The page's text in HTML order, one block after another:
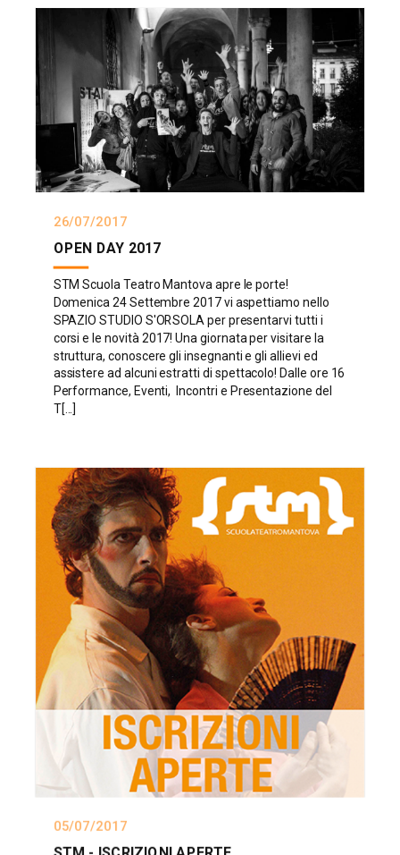
26/07/2017
OPEN DAY 2017
STM Scuola Teatro Mantova apre le porte!
Domenica 24 Settembre 2017 vi aspettiamo nello
SPAZIO STUDIO S'ORSOLA per presentarvi tutti i
corsi e le novità 2017! Una giornata per visitare la
struttura, conoscere gli insegnanti e gli allievi ed
assistere ad alcuni estratti di spettacolo! Dalle ore 16
Performance, Eventi, Incontri e Presentazione del
T[...]
05/07/2017